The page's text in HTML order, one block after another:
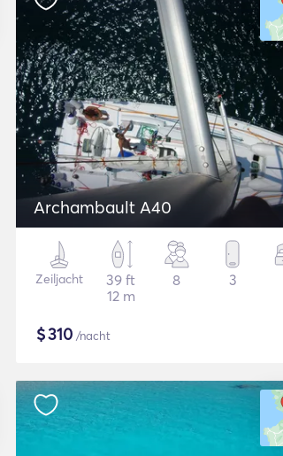
Archambault A40
Zeiljacht
39 ft
12 m
8 3
$310 /nacht